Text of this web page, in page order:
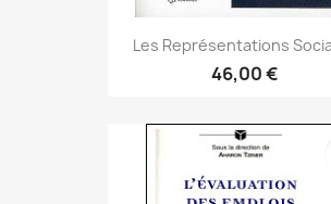
Les Représentations
46,00 €